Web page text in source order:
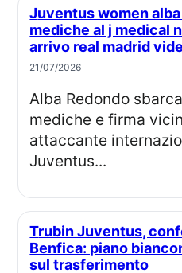
Juventus women alba redondo visite
mediche al j medical
arrivo real madrid
21/07/2026
Alba Redondo sbarca a Torino: visite
mediche e firma
attaccante
Juventus...
Trubin Juventus, conferme sul portiere del
Benfica: piano
sul trasferimento